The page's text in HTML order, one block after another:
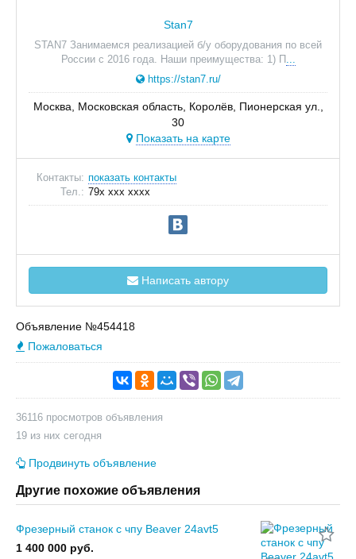
Stan7
STAN7 Занимаемся реализацией б/у оборудования по всей
России с 2016 года. Наши преимущества: 1) П
https://stan7.ru/
Москва, Московская область, Королёв, Пионерская ул.,
30
Показать на карте
Контакты: показать контакты
Тел.: 79x xxx xxxx
Написать автору
Объявление №454418
Пожаловаться
36116 просмотров объявления
19 из них сегодня
Продвинуть объявление
Другие похожие объявления
Фрезерный станок с чпу Beaver 24avt5
1 400 000 руб.